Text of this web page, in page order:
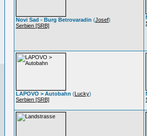
Novi Sad - Burg Betrovaradin (Josef)
Serbien [SRB]
LAPOVO > Autobahn (Lucky)
Serbien [SRB]